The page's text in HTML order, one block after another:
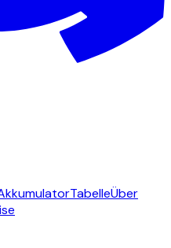
TabelleÜber